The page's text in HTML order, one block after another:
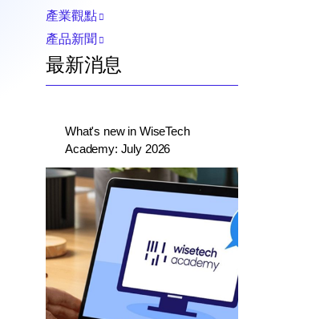
產業觀點
產品新聞
最新消息
What's new in WiseTech
Academy: July 2026